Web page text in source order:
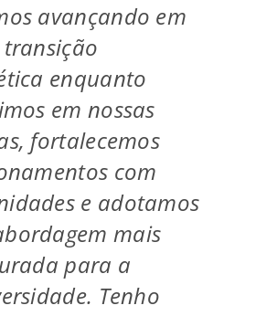
avançando em
enquanto
em nossas
fortalecemos
com
e adotamos
mais
para a
Tenho